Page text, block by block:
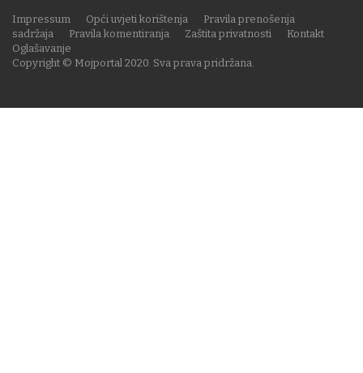
Copyright © Mojportal 2020. Sva prava pridržana.
Impressum Opći uvjeti korištenja
Pravila prenošenja
sadržaja
Pravila komentiranja Zaštita privatnosti
Kontakt
Oglašavanje